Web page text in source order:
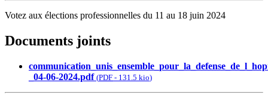
Votez aux élections professionnelles du 11 au 18 juin 2024
Documents joints
_04-06-2024.pdf (PDF - 131.5 kio)